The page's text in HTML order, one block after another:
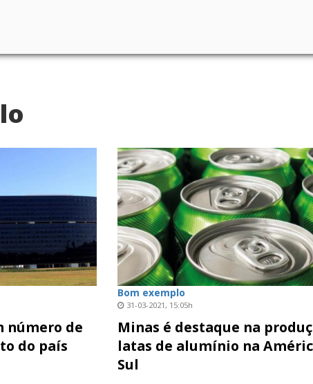
número de
do país
Bom exemplo
31-03-2021, 15:05h
Minas é destaque na
latas de alumínio na
Sul